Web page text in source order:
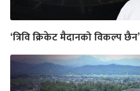
‘त्रिवि क्रिकेट मैदानको विकल्प छैन’